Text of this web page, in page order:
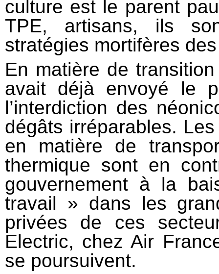
culture est le parent
TPE, artisans, ils
stratégies mortifères
En matière de
avait déjà envoyé le
l’interdiction des
dégâts irréparables.
en matière de
thermique sont en
gouvernement à la
travail » dans les
privées de ces
Electric, chez Air
se poursuivent.